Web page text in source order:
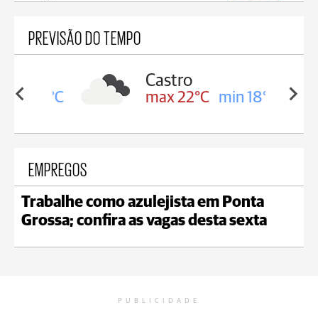
PREVISÃO DO TEMPO
18°C
Castro
max 22°C min 18°C
EMPREGOS
Trabalhe como azulejista em Ponta
Grossa; confira as vagas desta sexta
PUBLICIDADE